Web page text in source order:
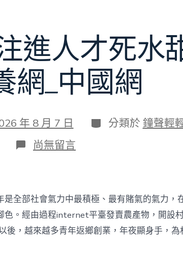
進人才死水
網_中國網
年 8 月 7 日 分
類
分類於 鐘聲輕
在
〈為
產
復
興
注
進
尚無留言
全部社會氣力中最積極、最有賭氣的氣力，
色。經由過程internet平臺發賣農產物，開設
後，越來越多青年返鄉創業，年夜顯身手，為